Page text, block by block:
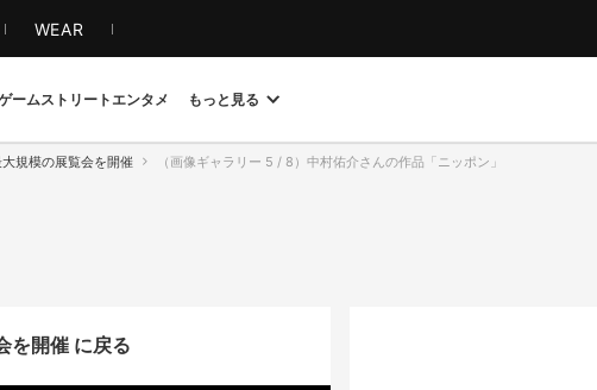
WEAR
ームストリート エンタメ もっと見る
規模の展覧会を開催 （画像ギャラリー 5 / 8）中村佑介さんの作品「ニッポン」
を開催 に戻る